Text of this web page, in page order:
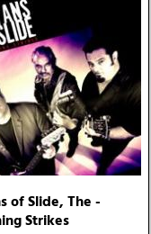
of Slide, The -
Strikes